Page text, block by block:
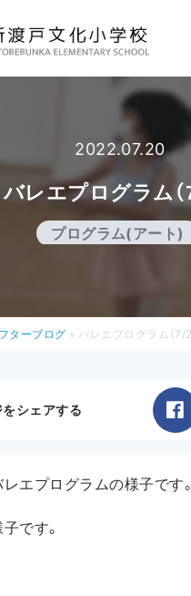
学校生活
ス
2022.07.20
バレエプログラム（
プログラム(アート)
ターブログ » バレエプログラム（7/
シェアする
エプログラムの様子です。
です。